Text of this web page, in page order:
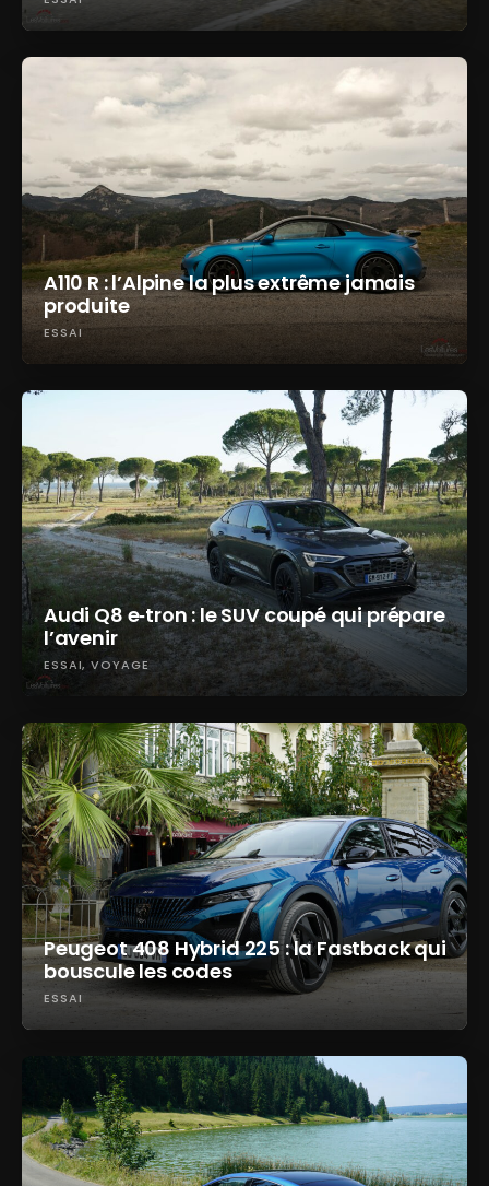
A110 R : l’Alpine la plus extrême jamais
produite
ESSAI
Audi Q8 e‑tron : le SUV coupé qui prépare
l’avenir
ESSAI VOYAGE
Peugeot 408 Hybrid 225 : la Fastback qui
bouscule les codes
ESSAI